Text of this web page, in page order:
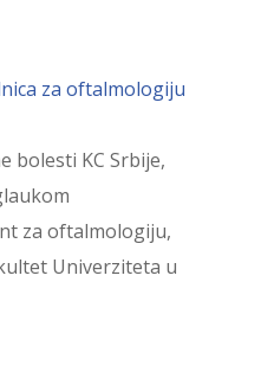
za oftalmologiju
bolesti KC Srbije,
za oftalmologiju,
Univerziteta u